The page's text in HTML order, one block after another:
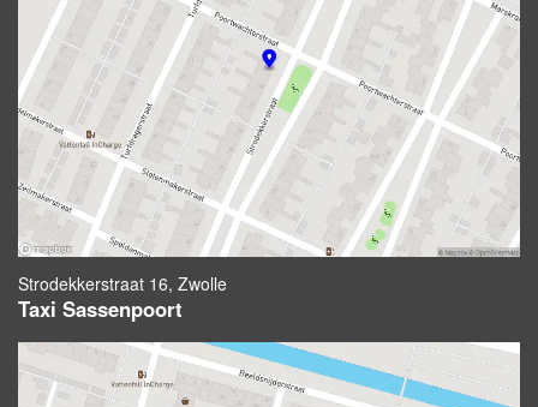
Strodekkerstraat 16, Zwolle
Taxi Sassenpoort